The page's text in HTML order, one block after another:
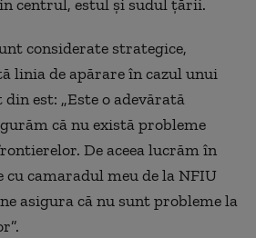
centrul, estul și sudul țării.
considerate strategice,
linia de apărare în cazul unui
est: „Este o adevărată
că nu există probleme
De aceea lucrăm în
cu camaradul meu de la NFIU
asigura că nu sunt probleme la